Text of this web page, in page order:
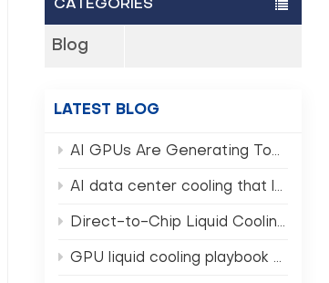
CATEGORIES
Blog
LATEST BLOG
AI GPUs Are Generating Too Much Heat — Can Traditional Data Centers Still Survive? (AI GPU Rack Cooling)
AI data center cooling that lowers PUE and TCO
Direct-to-Chip Liquid Cooling in 2026 What Operators Must Know
GPU liquid cooling playbook for NVIDIA Rubin era clusters